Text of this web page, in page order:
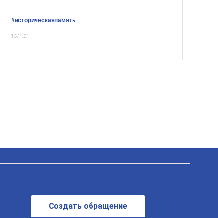
#историческаяпамять
16.11.21
Создать обращение